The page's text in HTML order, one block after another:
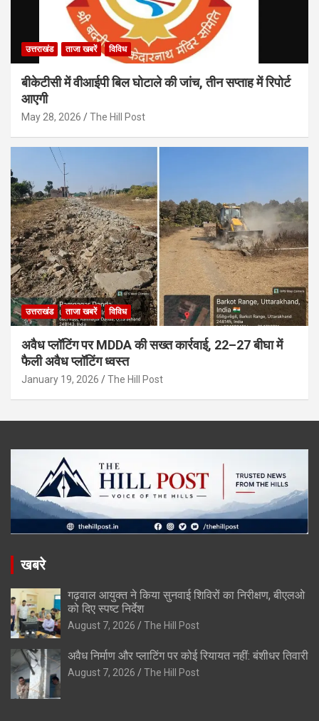
उत्तराखंड ताजा खबरें विविध
बीकेटीसी में वीआईपी बिल घोटाले की जांच, तीन सप्ताह में रिपोर्ट
आएगी
May 28, 2026 The Hill Post
उत्तराखंड ताजा खबरें विविध
अवैध प्लॉटिंग पर MDDA की सख्त कार्रवाई, 22–27 बीघा में
फैली अवैध प्लॉटिंग ध्वस्त
January 19, 2026 The Hill Post
खबरे
गढ़वाल आयुक्त ने किया सुनवाई शिविरों का निरीक्षण, बीएलओ
को दिए स्पष्ट निर्देश
August 7, 2026 The Hill Post
अवैध निर्माण और प्लाटिंग पर कोई रियायत नहीं: बंशीधर तिवारी
August 7, 2026 The Hill Post